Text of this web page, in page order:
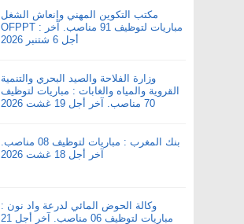
مكتب التكوين المهني وإنعاش الشغل
OFPPT : مباريات لتوظيف 91 مناصب. آخر
أجل 6 شتنبر 2026
وزارة الفلاحة والصيد البحري والتنمية
القروية والمياه والغابات : مباريات لتوظيف
70 مناصب. آخر أجل 19 غشت 2026
بنك المغرب : مباريات لتوظيف 08 مناصب.
آخر أجل 18 غشت 2026
وكالة الحوض المائي لدرعة واد نون :
مباريات لتوظيف 06 مناصب. آخر أجل 21